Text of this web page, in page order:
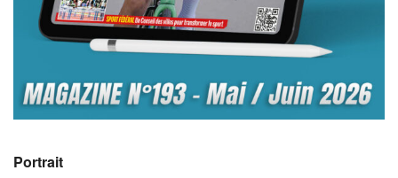
Portrait